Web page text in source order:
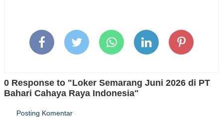
0 Response to "Loker Semarang Juni 2026 di PT
Bahari Cahaya Raya Indonesia"
Posting Komentar